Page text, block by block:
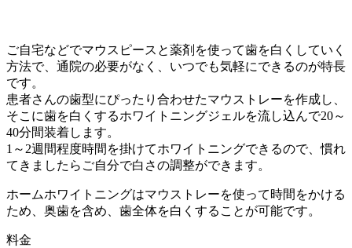
ご自宅などでマウスピースと薬剤を使って歯を白くしていく
方法で、通院の必要がなく、いつでも気軽にできるのが特長
です。
患者さんの歯型にぴったり合わせたマウストレーを作成し、
そこに歯を白くするホワイトニングジェルを流し込んで20～
40分間装着します。
1～2週間程度時間を掛けてホワイトニングできるので、慣れ
てきましたらご自分で白さの調整ができます。
ホームホワイトニングはマウストレーを使って時間をかける
ため、奥歯を含め、歯全体を白くすることが可能です。
料金